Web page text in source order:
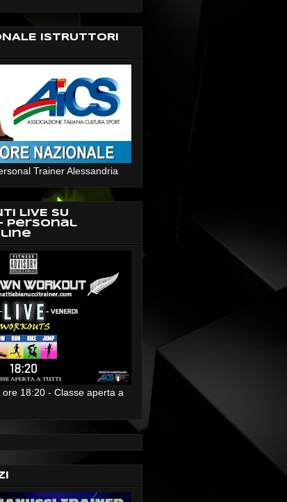
ISTRUTTORI
Trainer Alessandria
LIVE SU
- Personal
18:20 - Classe aperta a